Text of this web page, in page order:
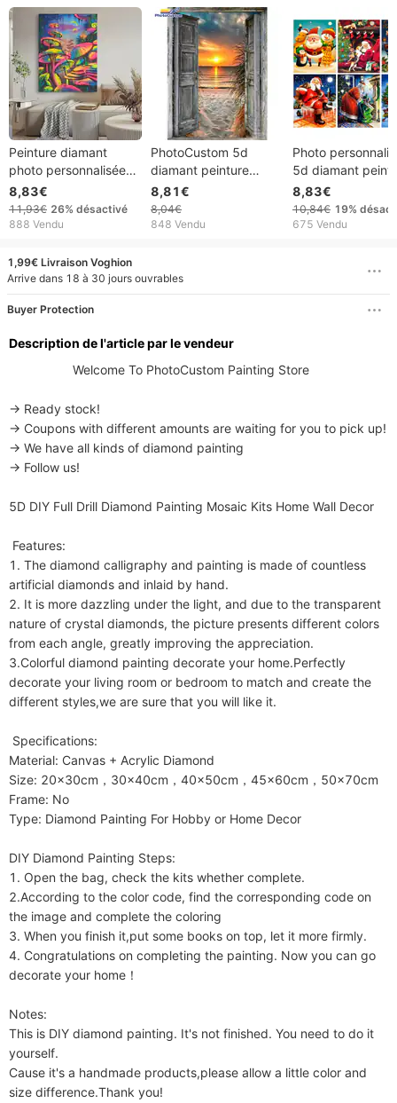
Peinture diamant
photo personnalisée
5d, broderie complète
de diamant rond,
paysage de forêt
de maison
8,83€
11,93€ 26% désactivé
888 Vendu
PhotoCustom 5d
diamant peinture
paysage de plage à
l'extérieur de la
fenêtre plein
art cadeau Unique
8,81€
8,04€
848 Vendu
Photo
5d diamant
père noël Kits
bricolage diamant
broderie
8,83€
10,84€ 19%
675 Vendu
1,99€ Livraison Voghion
Arrive dans 18 à 30 jours ouvrables
Buyer Protection
Description de l'article par le vendeur
→ Ready stock!
→ Coupons with different amounts are waiting for you to pick up!
→ We have all kinds of diamond painting
→ Follow us!
5D DIY Full Drill Diamond Painting Mosaic Kits Home Wall Decor
1. The diamond calligraphy and painting is made of countless
artificial diamonds and inlaid by hand.
2. It is more dazzling under the light, and due to the transparent
nature of crystal diamonds, the picture presents different colors
from each angle, greatly improving the appreciation.
3.Colorful diamond painting decorate your home.Perfectly
decorate your living room or bedroom to match and create the
different styles,we are sure that you will like it.
Material: Canvas + Acrylic Diamond
Size: 20x30cm，30x40cm，40x50cm，45x60cm，50x70cm
Frame: No
Type: Diamond Painting For Hobby or Home Decor
DIY Diamond Painting Steps:
1. Open the bag, check the kits whether complete.
2.According to the color code, find the corresponding code on
the image and complete the coloring
3. When you finish it,put some books on top, let it more firmly.
4. Congratulations on completing the painting. Now you can go
decorate your home！
Notes:
This is DIY diamond painting. It's not finished. You need to do it
yourself.
Cause it's a handmade products,please allow a little color and
size difference.Thank you!